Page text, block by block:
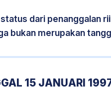
dari penanggalan
bukan merupakan
15 JANUARI